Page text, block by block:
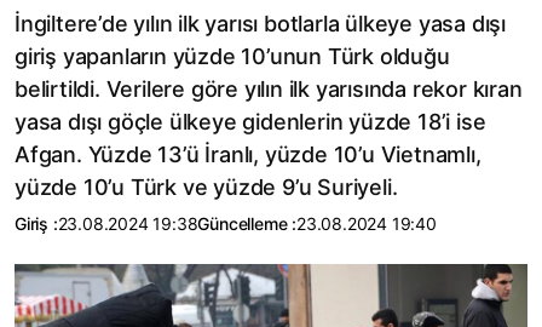
İngiltere’de yılın ilk yarısı botlarla ülkeye yasa dışı
giriş yapanların yüzde 10’unun Türk olduğu
belirtildi. Verilere göre yılın ilk yarısında rekor kıran
yasa dışı göçle ülkeye gidenlerin yüzde 18’i ise
Afgan. Yüzde 13’ü İranlı, yüzde 10’u Vietnamlı,
yüzde 10’u Türk ve yüzde 9’u Suriyeli.
Giriş :23.08.2024 19:38Güncelleme :23.08.2024 19:40